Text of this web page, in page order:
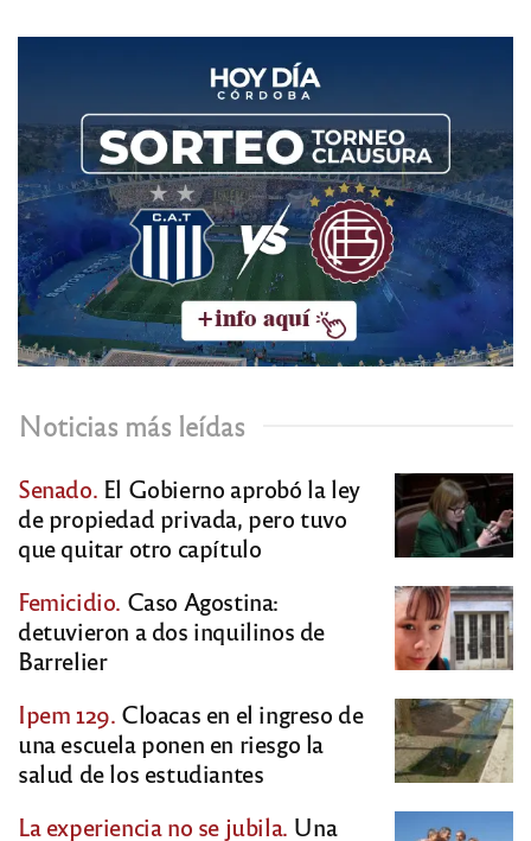
Noticias más leídas
Senado. El Gobierno aprobó la ley
de propiedad privada, pero tuvo
que quitar otro capítulo
Femicidio. Caso Agostina:
detuvieron a dos inquilinos de
Barrelier
Ipem 129. Cloacas en el ingreso de
una escuela ponen en riesgo la
salud de los estudiantes
La experiencia no se jubila. Una